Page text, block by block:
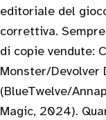
editoriale del
correttiva.
di copie vendute:
Monster/
(BlueTwelve/
Magic, 2024).